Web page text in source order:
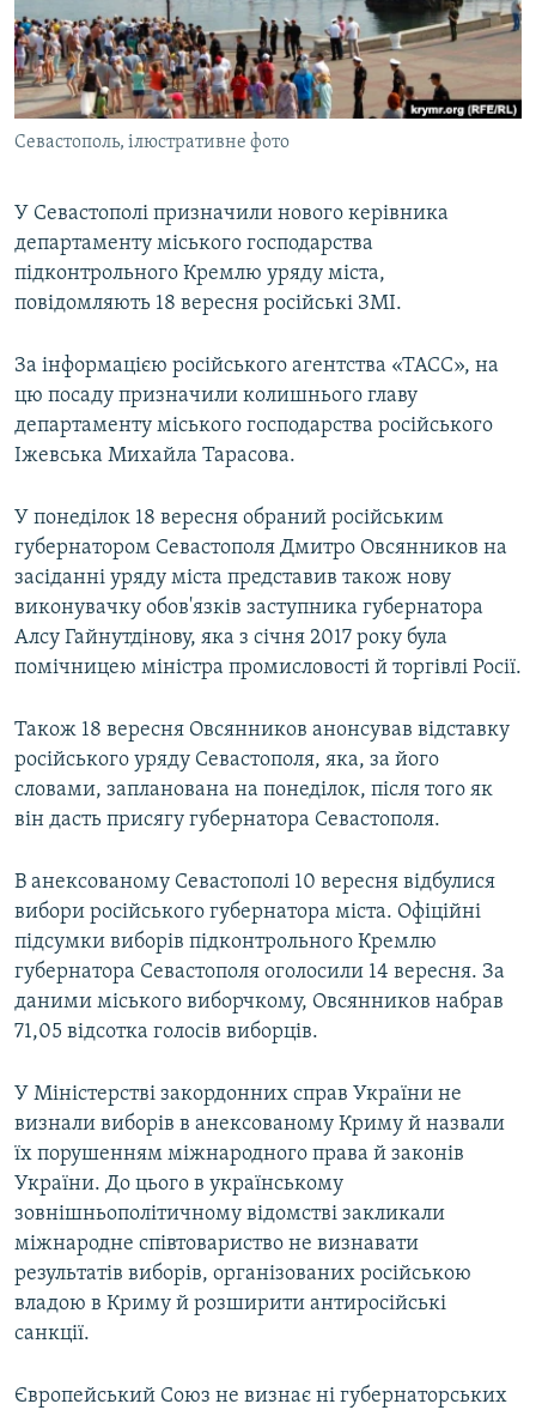
ВІДЕОУРОКИ «ELIFBE»
СВІДЧЕННЯ ОКУПАЦІЇ
УКРАЇНСЬКА ПРОБЛЕМА КРИМУ
ІНФОГРАФІКА
Русский
Qırımtatar
ДОЛУЧАЙСЯ!
Усі сайти RFE/RL
Севастополь, ілюстративне фото
У Севастополі призначили нового керівника
департаменту міського господарства
підконтрольного Кремлю уряду міста,
повідомляють 18 вересня російські ЗМІ.
За інформацією російського агентства «ТАСС», на
цю посаду призначили колишнього главу
департаменту міського господарства російського
Іжевська Михайла Тарасова.
У понеділок 18 вересня обраний російським
губернатором Севастополя Дмитро Овсянников на
засіданні уряду міста представив також нову
виконувачку обов'язків заступника губернатора
Алсу Гайнутдінову, яка з січня 2017 року була
помічницею міністра промисловості й торгівлі Росії.
Також 18 вересня Овсянников анонсував відставку
російського уряду Севастополя, яка, за його
словами, запланована на понеділок, після того як
він дасть присягу губернатора Севастополя.
В анексованому Севастополі 10 вересня відбулися
вибори російського губернатора міста. Офіційні
підсумки виборів підконтрольного Кремлю
губернатора Севастополя оголосили 14 вересня. За
даними міського виборчкому, Овсянников набрав
71,05 відсотка голосів виборців.
У Міністерстві закордонних справ України не
визнали виборів в анексованому Криму й назвали
їх порушенням міжнародного права й законів
України. До цього в українському
зовнішньополітичному відомстві закликали
міжнародне співтовариство не визнавати
результатів виборів, організованих російською
владою в Криму й розширити антиросійські
санкції.
Європейський Союз не визнає ні губернаторських